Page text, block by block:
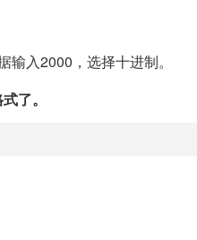
入2000，选择十进制。
了。